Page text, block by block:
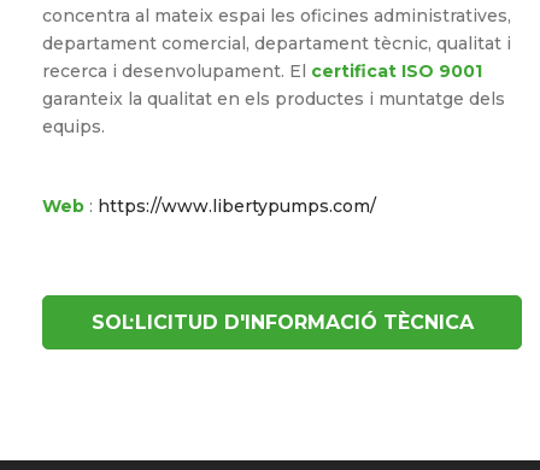
concentra al mateix espai les oficines administratives,
departament comercial, departament tècnic, qualitat i
recerca i desenvolupament. El certificat ISO 9001
garanteix la qualitat en els productes i muntatge dels
equips.
Web : https://www.libertypumps.com/
SOL·LICITUD D'INFORMACIÓ TÈCNICA